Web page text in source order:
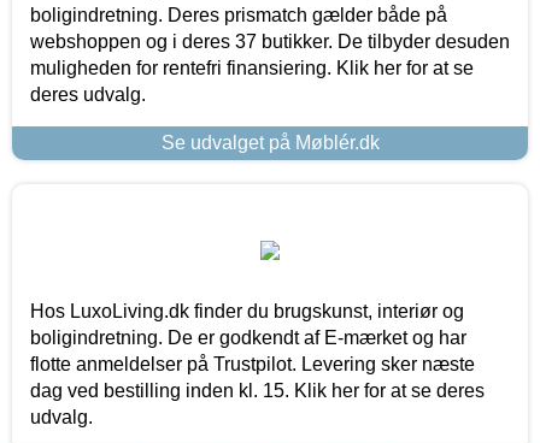
boligindretning. Deres prismatch gælder både på
webshoppen og i deres 37 butikker. De tilbyder desuden
muligheden for rentefri finansiering. Klik her for at se
deres udvalg.
Se udvalget på Møblér.dk
Hos LuxoLiving.dk finder du brugskunst, interiør og
boligindretning. De er godkendt af E-mærket og har
flotte anmeldelser på Trustpilot. Levering sker næste
dag ved bestilling inden kl. 15. Klik her for at se deres
udvalg.